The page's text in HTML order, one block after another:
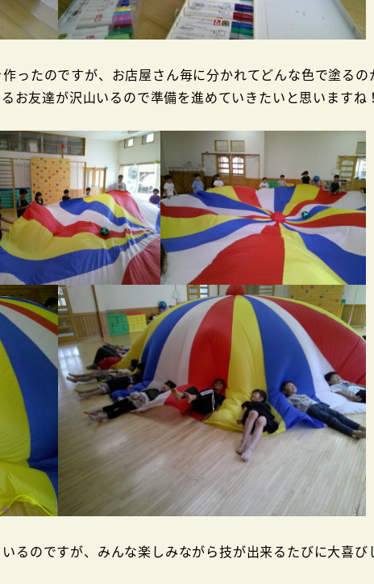
ったのですが、お店屋さん毎に分かれてどんな色で塗るの
お友達が沢山いるので準備を進めていきたいと思いますね
るのですが、みんな楽しみながら技が出来るたびに大喜び